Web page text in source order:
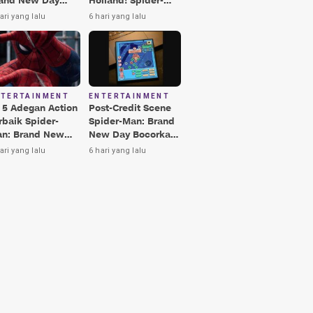
Nomor 3
yang lalu
Man: Brand New
Terbaik Era MCU
6 hari yang lalu
5 Adegan Action
Spider-
Brand New
Ada Hulk vs
yang lalu
ENTERTAINMENT
Post-Credit Scene
Spider-Man: Brand
New Day Bocorkan
Lokasi Peter di Luar
6 hari yang lalu